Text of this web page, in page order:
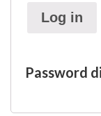
Log in
Password